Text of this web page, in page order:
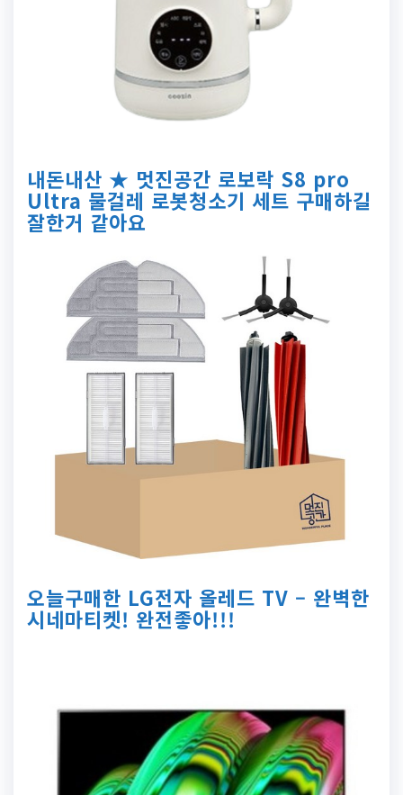
내돈내산 ★ 멋진공간 로보락 S8 pro
Ultra 물걸레 로봇청소기 세트 구매하길
잘한거 같아요
오늘구매한 LG전자 올레드 TV – 완벽한
시네마티켓! 완전좋아!!!